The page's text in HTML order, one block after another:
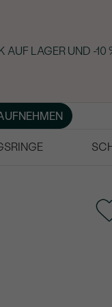
LAGER UND -